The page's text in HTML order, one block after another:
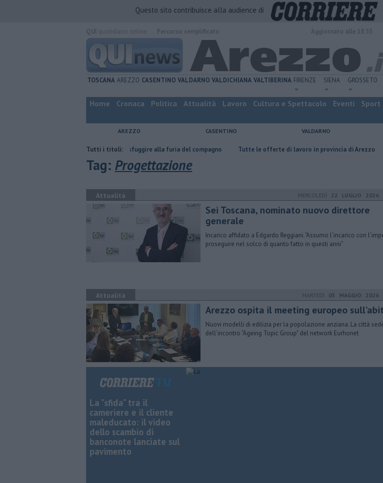
Questo sito contribuisce alla audience di
TOSCANA AREZZO CASENTINO VALDARNO VALDICHIANA VALTIBERINA FIRENZE SIENA GROSSETO
Home Cronaca Politica Attualità Lavoro Cultura e Spettacolo Eventi Sport
AREZZO CASENTINO VALDARNO
Tutti i titoli:
Nascosta in un bar per sfuggire alla furia del compagno ​Tutte le offerte di lavoro in provincia di Arezzo ​Benzina,
Tag: Progettazione
Attualità MERCOLEDÌ 22 LUGLIO 2026
Sei Toscana, nominato nuovo direttore
generale
Incarico affidato a Edgardo Reggiani. "Assumo l’incarico con
proseguire nel solco di quanto fatto in questi anni"
Attualità MARTEDÌ 05 MAGGIO 2026
​Arezzo ospita il meeting europeo
Nuovi modelli di edilizia per la popolazione anziana. La città
dell’incontro “Ageing Topic Group” del network Eurhonet
La "sfida" tra il
cameriere e il cliente
maleducato: il video
dello scambio di
banconote lanciate sul
pavimento